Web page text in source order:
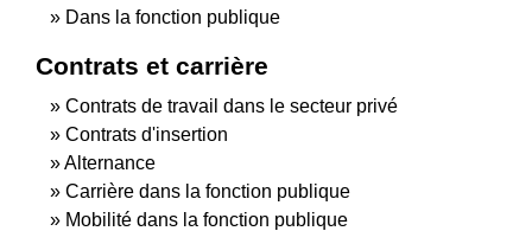
Dans la fonction publique
Contrats et carrière
Contrats de travail dans le secteur privé
Contrats d'insertion
Alternance
Carrière dans la fonction publique
Mobilité dans la fonction publique